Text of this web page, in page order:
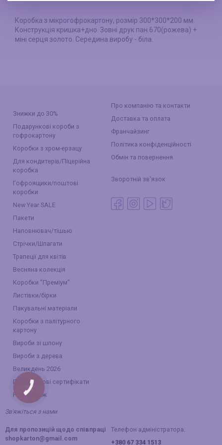
Коробка з мікрогофрокартону, розмір 300*300*200 мм.
Конструкція кришка+дно. Зовні друк пан.670(рожева) +
міні серця золото. Середина виробу - біла.
Знижки до 30%
Подарункові короби з
гофрокартону
Коробки з хром-ерзацу
Для кондитерів/Піцерійна
коробка
Гофроящики/поштові
коробки
New Year SALE
Пакети
Наповнювач/тішью
Стрічки/Шпагати
Трапеції для квітів
Весняна колекція
Коробки "Преміум"
Листівки/бірки
Пакувальні матеріали
Коробки з палітурного
картону
Вироби зі шпону
Вироби з дерева
Великдень 2026
Подарункові сертифікати
Розпродаж
Про компанію та контакти
Доставка та оплата
Франчайзинг
Політика конфіденційності
Обмін та повернення
Зворотній зв'язок
Зв'яжіться з нами
Для пропозицій щодо співпраці
shopkarton@gmail.com
Телефон адміністратора:
+380 67 334 1513
КНОПКА
ЗВ'ЯЗКУ